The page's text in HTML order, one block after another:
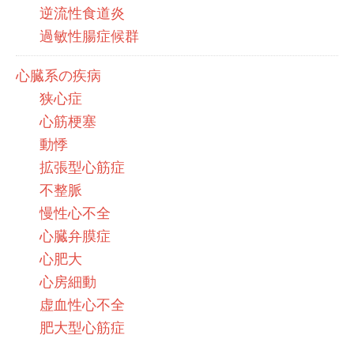
逆流性食道炎
過敏性腸症候群
心臓系の疾病
狭心症
心筋梗塞
動悸
拡張型心筋症
不整脈
慢性心不全
心臓弁膜症
心肥大
心房細動
虚血性心不全
肥大型心筋症